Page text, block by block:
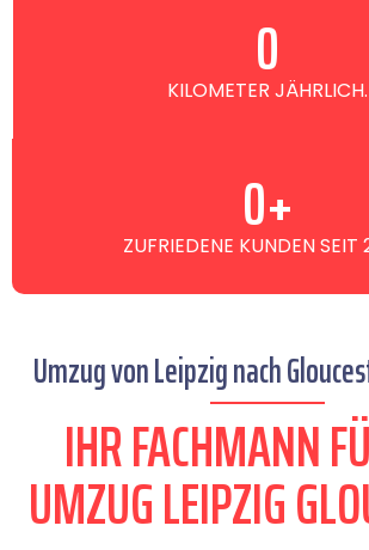
KILOMETER JÄHRLICH.
0
ZUFRIEDENE KUNDEN SEIT
0+
Umzug von Leipzig nach
IHR FACHMANN
UMZUG LEIPZIG